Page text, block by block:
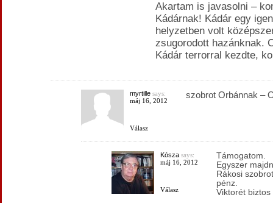
Akartam is javasolni –
Kádárnak! Kádár egy
helyzetben volt
zsugorodott hazánknak.
Kádár terrorral kezdte,
myrtillesays:
máj 16, 2012
Válasz
szobrot Orbánnak –
Kószasays:
máj 16, 2012
Válasz
Támogatom.
Egyszer
Rákosi
pénz.
Viktorét